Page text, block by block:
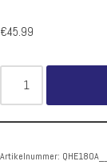
€45.99
Artikelnummer: